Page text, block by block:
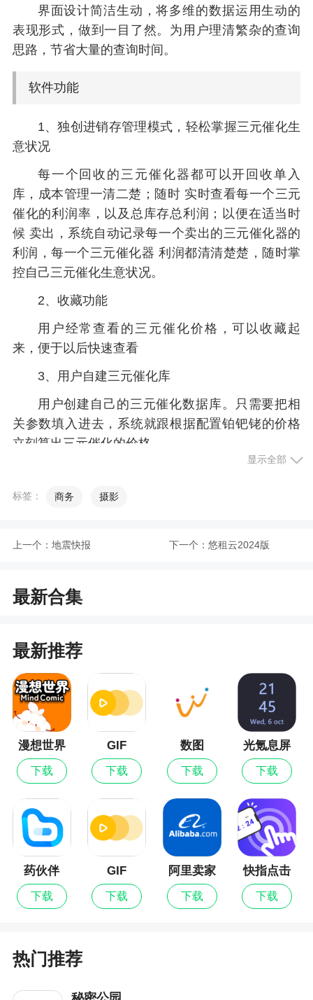
界面设计简洁生动，将多维的数据运用生动的
表现形式，做到一目了然。为用户理清繁杂的查询
思路，节省大量的查询时间。
软件功能
1、独创进销存管理模式，轻松掌握三元催化生
意状况
每一个回收的三元催化器都可以开回收单入
库，成本管理一清二楚；随时 实时查看每一个三元
催化的利润率，以及总库存总利润；以便在适当时
候 卖出，系统自动记录每一个卖出的三元催化器的
利润，每一个三元催化器 利润都清清楚楚，随时掌
控自己三元催化生意状况。
2、收藏功能
用户经常查看的三元催化价格，可以收藏起
来，便于以后快速查看
3、用户自建三元催化库
用户创建自己的三元催化数据库。只需要把相
关参数填入进去，系统就跟根据配置铂钯铑的价格
立刻算出三元催化的价格
用户可以根据自己的价格和折扣替代系统的配
的目的
可以对不同的会员设置不同的等级，不同等级
6、手机微信登录锁定功能
可以开启对手机微信登录唯一性锁定功能，防
止一个账号多个人进行使用；账号绑定锁定可以进
行解锁
软件特色
1、三元风向标，是一套即时线上升级的轿车旧
三元催化回收报价系统
2、每一个三元催化含量数据经过3次以上专业
级别光谱仪测量后平均获得，避免了仪器偏差带来
的数据不准
获得更多可选结果；支持多种数据辅助搜索功能，
显示全部
标签： 商务 摄影
上一个： 地震快报 下一个： 悠租云2024版
最新合集
最新推荐
漫想世界
下载
GIF
Master最
新版
下载
数图
下载
光氪息屏
显示
下载
药伙伴
下载
GIF
Master
下载
阿里卖家
下载
快指点击
器
下载
热门推荐